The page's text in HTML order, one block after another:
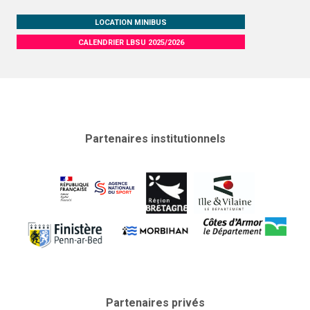
LOCATION MINIBUS
CALENDRIER LBSU 2025/2026
Partenaires institutionnels
Partenaires privés